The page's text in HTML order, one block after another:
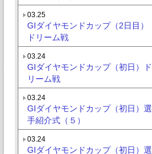
03.25
GIダイヤモンドカップ（2日目）
ドリーム戦
03.24
GIダイヤモンドカップ（初日）ド
リーム戦
03.24
GIダイヤモンドカップ（初日）選
手紹介式（５）
03.24
GIダイヤモンドカップ（初日）選